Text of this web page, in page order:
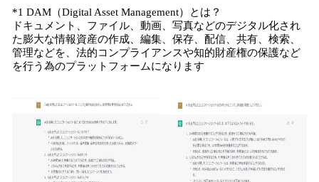
*1 DAM（Digital Asset Management）とは？
ドキュメント、ファイル、動画、写真などのデジタル化され
た膨大な情報資産の作成、編集、保存、配信、共有、検索、
管理などを、法的コンプライアンスや知的財産権の保護など
を行う為のプラットフォームになります